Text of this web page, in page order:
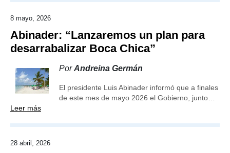
8 mayo, 2026
Abinader: “Lanzaremos un plan para
desarrabalizar Boca Chica”
PorAndreina Germán
El presidente Luis Abinader informó que a finales
de este mes de mayo 2026 el Gobierno, junto…
Leer más
28 abril, 2026